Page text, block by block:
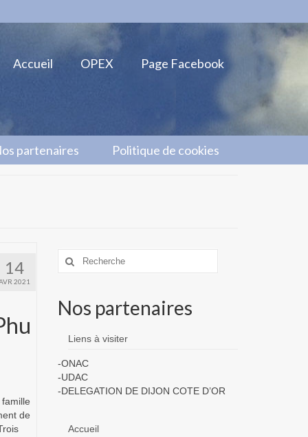
Accueil OPEX Page Facebook
partenaires Politique de cookies
14
2021
de
Rechercher
Nos partenaires
Liens à visiter
-ONAC
-UDAC
-DELEGATION DE DIJON COTE D’OR
Accueil